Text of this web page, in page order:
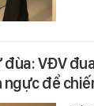
VĐV
để